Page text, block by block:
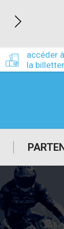
accéder à
la
du 24/09/